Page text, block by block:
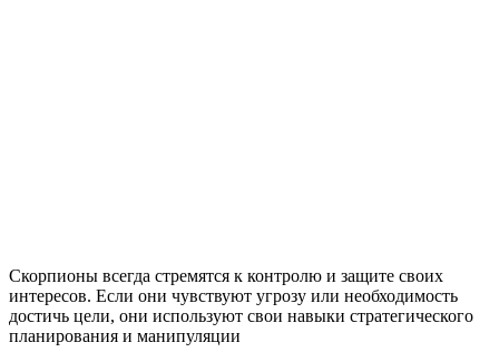
Скорпионы всегда стремятся к контролю и защите своих
интересов. Если они чувствуют угрозу или необходимость
достичь цели, они используют свои навыки стратегического
планирования и манипуляции